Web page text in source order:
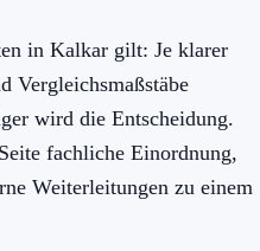
in Kalkar gilt: Je klarer
Vergleichsmaßstäbe
wird die Entscheidung.
fachliche Einordnung,
Weiterleitungen zu einem